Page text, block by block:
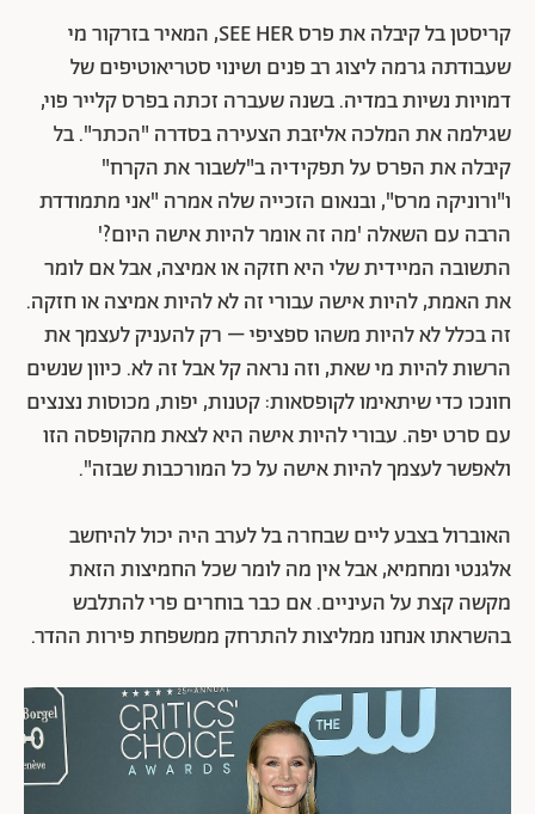
קריסטן בל קיבלה את פרס SEE HER, המאיר בזרקור מי
שעבודתה גרמה ליצוג רב פנים ושינוי סטריאוטיפים של
דמויות נשיות במדיה. בשנה שעברה זכתה בפרס קלייר פוי,
שגילמה את המלכה אליזבת הצעירה בסדרה "הכתר". בל
קיבלה את הפרס על תפקידיה ב"לשבור את הקרח"
ו"ורוניקה מרס", ובנאום הזכייה שלה אמרה "אני מתמודדת
הרבה עם השאלה 'מה זה אומר להיות אישה היום?'
התשובה המיידית שלי היא חזקה או אמיצה, אבל אם לומר
את האמת, להיות אישה עבורי זה לא להיות אמיצה או חזקה.
זה בכלל לא להיות משהו ספציפי – רק להעניק לעצמך את
הרשות להיות מי שאת, וזה נראה קל אבל זה לא. כיוון שנשים
חונכו כדי שיתאימו לקופסאות: קטנות, יפות, מכוסות נצנצים
עם סרט יפה. עבורי להיות אישה היא לצאת מהקופסה הזו
ולאפשר לעצמך להיות אישה על כל המורכבות שבזה".
האוברול בצבע ליים שבחרה בל לערב היה יכול להיחשב
אלגנטי ומחמיא, אבל אין מה לומר שכל החמיצות הזאת
מקשה קצת על העיניים. אם כבר בוחרים פרי להתלבש
בהשראתו אנחנו ממליצות להתרחק ממשפחת פירות ההדר.